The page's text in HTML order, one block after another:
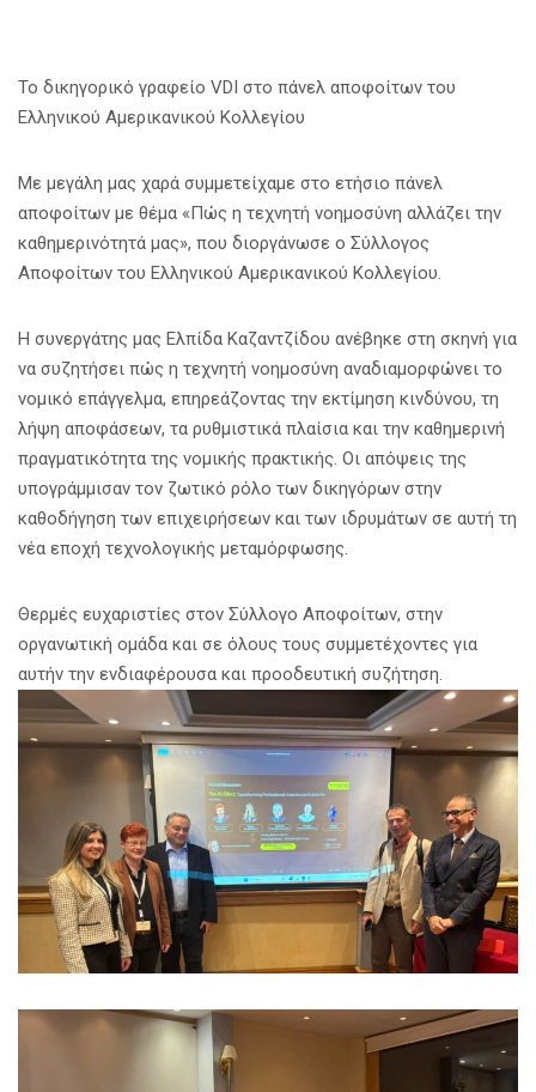
Το δικηγορικό γραφείο VDI στο πάνελ αποφοίτων του
Ελληνικού Αμερικανικού Κολλεγίου
Με μεγάλη μας χαρά συμμετείχαμε στο ετήσιο πάνελ
αποφοίτων με θέμα «Πώς η τεχνητή νοημοσύνη αλλάζει την
καθημερινότητά μας», που διοργάνωσε ο Σύλλογος
Αποφοίτων του Ελληνικού Αμερικανικού Κολλεγίου.
Η συνεργάτης μας Ελπίδα Καζαντζίδου ανέβηκε στη σκηνή για
να συζητήσει πώς η τεχνητή νοημοσύνη αναδιαμορφώνει το
νομικό επάγγελμα, επηρεάζοντας την εκτίμηση κινδύνου, τη
λήψη αποφάσεων, τα ρυθμιστικά πλαίσια και την καθημερινή
πραγματικότητα της νομικής πρακτικής. Οι απόψεις της
υπογράμμισαν τον ζωτικό ρόλο των δικηγόρων στην
καθοδήγηση των επιχειρήσεων και των ιδρυμάτων σε αυτή τη
νέα εποχή τεχνολογικής μεταμόρφωσης.
Θερμές ευχαριστίες στον Σύλλογο Αποφοίτων, στην
οργανωτική ομάδα και σε όλους τους συμμετέχοντες για
αυτήν την ενδιαφέρουσα και προοδευτική συζήτηση.